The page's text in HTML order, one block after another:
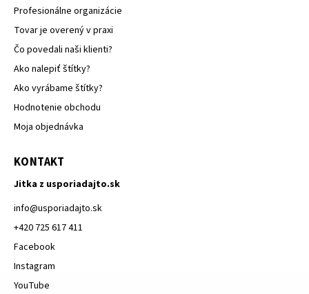
Profesionálne organizácie
Tovar je overený v praxi
Čo povedali naši klienti?
Ako nalepiť štítky?
Ako vyrábame štítky?
Hodnotenie obchodu
Moja objednávka
KONTAKT
Jitka z usporiadajto.sk
info@usporiadajto.sk
+420 725 617 411
Facebook
Instagram
YouTube